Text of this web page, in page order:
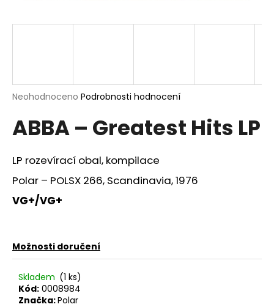
Průměrné
produktu
je
z
5
hvězdiček.
Neohodnoceno Podrobnosti hodnocení
ABBA – Greatest Hits LP
LP rozevírací obal, kompilace
Polar – POLSX 266, Scandinavia, 1976
VG+/VG+
Možnosti doručení
Skladem (1 ks)
Kód: 0008984
Značka:Polar
j
?
D
o
r
u
č
u